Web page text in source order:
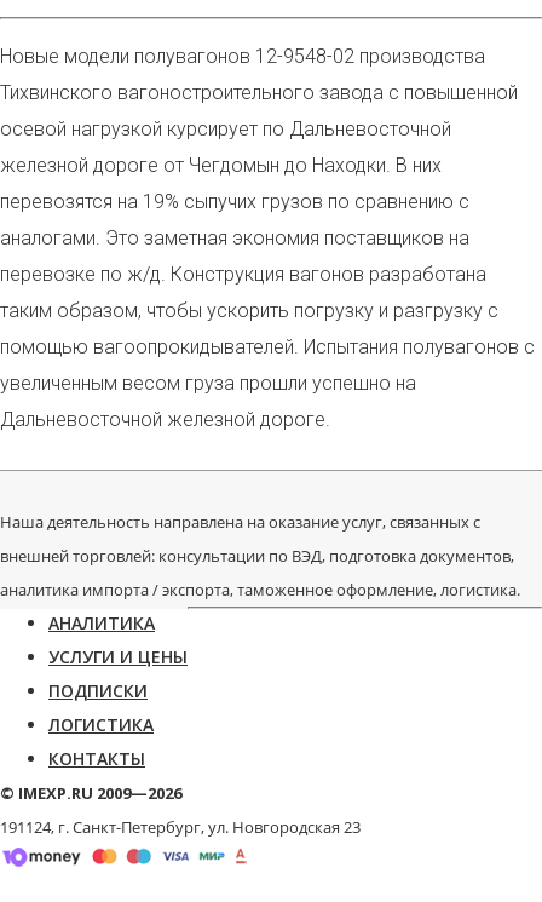
Новые модели полувагонов 12-9548-02 производства
Тихвинского вагоностроительного завода с повышенной
осевой нагрузкой курсирует по Дальневосточной
железной дороге от Чегдомын до Находки. В них
перевозятся на 19% сыпучих грузов по сравнению с
аналогами. Это заметная экономия поставщиков на
перевозке по ж/д. Конструкция вагонов разработана
таким образом, чтобы ускорить погрузку и разгрузку с
помощью вагоопрокидывателей. Испытания полувагонов с
увеличенным весом груза прошли успешно на
Дальневосточной железной дороге.
Наша деятельность направлена на оказание услуг, связанных с
внешней торговлей: консультации по ВЭД, подготовка документов,
аналитика импорта / экспорта, таможенное оформление, логистика.
АНАЛИТИКА
УСЛУГИ И ЦЕНЫ
ПОДПИСКИ
ЛОГИСТИКА
КОНТАКТЫ
© IMEXP.RU 2009—2026
191124, г. Санкт-Петербург,ул. Новгородская 23